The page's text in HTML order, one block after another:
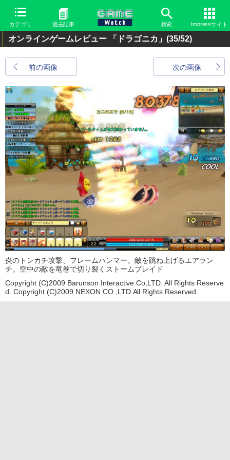
カテゴリ 過去記事 検索 Impressサイト
オンラインゲームレビュー 「ドラゴニカ」 (35/52)
前の画像 次の画像
炎のトンカチ攻撃、フレームハンマー。敵を跳ね上げるエアラン
チ。空中の敵を竜巻で切り裂くストームブレイド
Copyright (C)2009 Barunson Interactive Co,LTD. All Rights Reserve
d. Copyright (C)2009 NEXON CO.,LTD.All Rights Reserved.